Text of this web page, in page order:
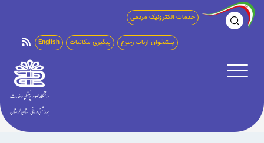
خدمات الکترونیک مردمی
English پیگیری مکاتبات پیشخوان ارباب رجوع